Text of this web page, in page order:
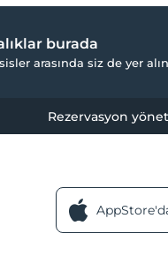
burada
arasında siz de yer alın
Rezervasyon yönet